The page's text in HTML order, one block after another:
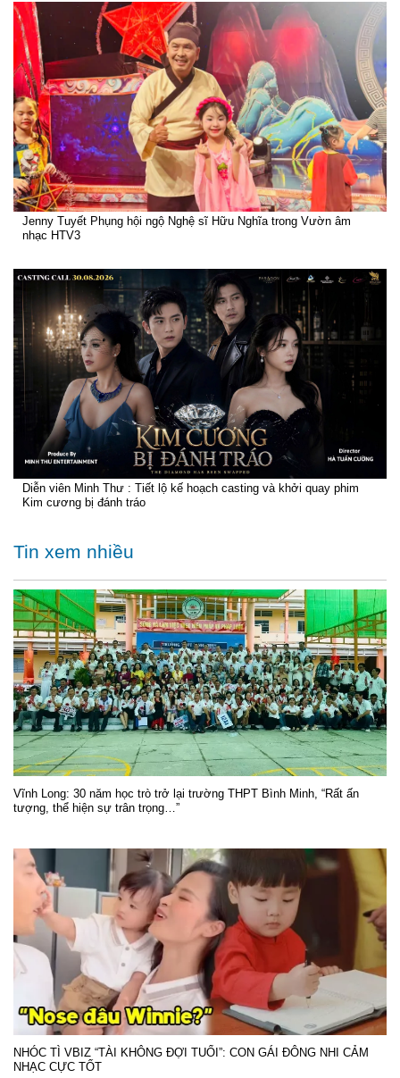
Jenny Tuyết Phụng hội ngộ Nghệ sĩ Hữu Nghĩa trong Vườn âm
nhạc HTV3
Diễn viên Minh Thư : Tiết lộ kế hoạch casting và khởi quay phim
Kim cương bị đánh tráo
Tin xem nhiều
Vĩnh Long: 30 năm học trò trở lại trường THPT Bình Minh, “Rất ấn
tượng, thể hiện sự trân trọng…”
NHÓC TÌ VBIZ “TÀI KHÔNG ĐỢI TUỔI”: CON GÁI ĐÔNG NHI CẢM
NHẠC CỰC TỐT